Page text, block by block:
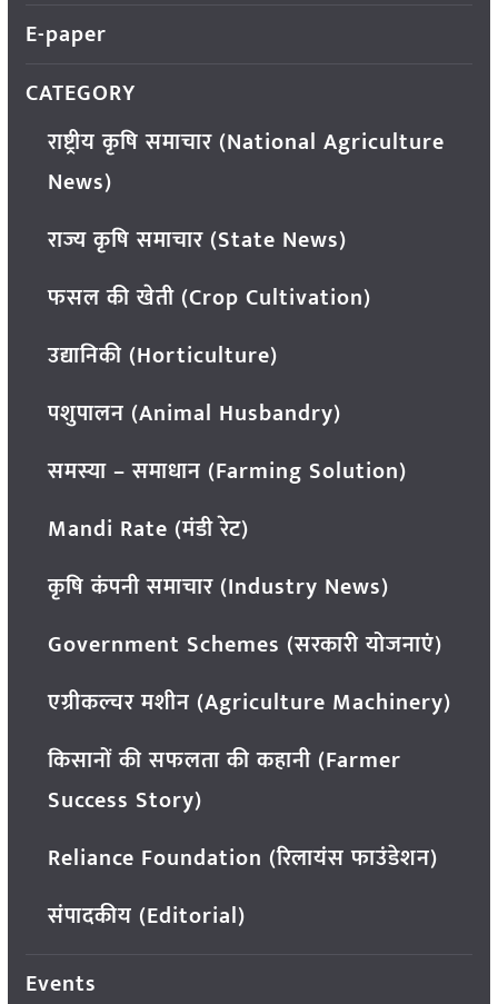
E-paper
CATEGORY
राष्ट्रीय कृषि समाचार (National Agriculture
News)
राज्य कृषि समाचार (State News)
फसल की खेती (Crop Cultivation)
उद्यानिकी (Horticulture)
पशुपालन (Animal Husbandry)
समस्या – समाधान (Farming Solution)
Mandi Rate (मंडी रेट)
कृषि कंपनी समाचार (Industry News)
Government Schemes (सरकारी योजनाएं)
एग्रीकल्चर मशीन (Agriculture Machinery)
किसानों की सफलता की कहानी (Farmer
Success Story)
Reliance Foundation (रिलायंस फाउंडेशन)
संपादकीय (Editorial)
Events